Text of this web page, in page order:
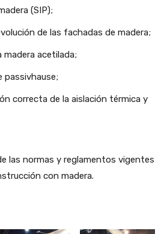
(SIP);
de las fachadas de madera;
acetilada;
correcta de la aislación térmica y
normas y reglamentos vigentes
con madera.